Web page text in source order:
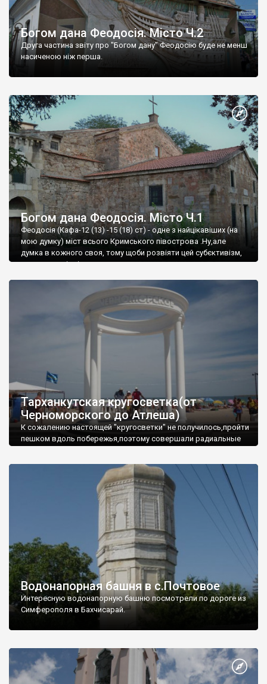
Богом дана Феодосія. Місто Ч.2
Друга частина звіту про "Богом дану" Феодосію буде не менш
насиченою ніж перша.
Богом дана Феодосія. Місто Ч.1
Феодосія (Кафа-12 (13) -15 (18) ст) - одне з найцікавіших (на
мою думку) міст всього Кримського півострова .Ну,але
думка в кожного своя, тому щоби розвіяти цей субєктивізм,
запрошую відвідати це
Тарханкутская кругосветка(от
Черноморского до Атлеша)
К сожалению настоящей "кругосветки" не получилось,пройти
пешком вдоль побережья,поэтому совершали радиальные
Водонапорная башня в с.Почтовое
Интересную водонапорную башню посмотрели по дороге из
Симферополя в Бахчисарай.